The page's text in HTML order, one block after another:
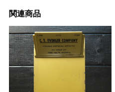
関連商品